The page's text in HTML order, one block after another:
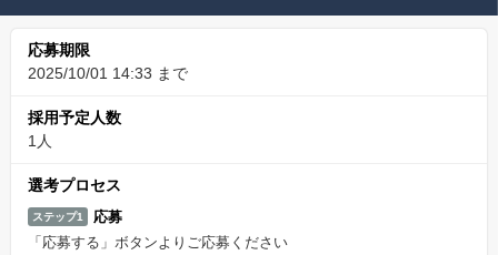
応募期限
2025/10/01 14:33 まで
採用予定人数
1人
選考プロセス
ステップ1
応募
「応募する」ボタンよりご応募ください